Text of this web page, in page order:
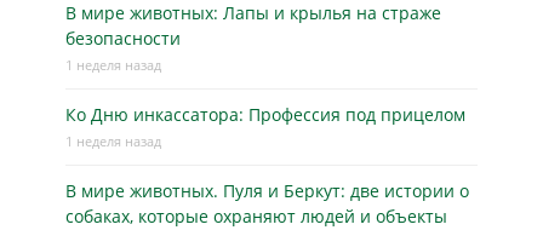
В мире животных: Лапы и крылья на страже
безопасности
1 неделя назад
Ко Дню инкассатора: Профессия под прицелом
1 неделя назад
В мире животных. Пуля и Беркут: две истории о
собаках, которые охраняют людей и объекты